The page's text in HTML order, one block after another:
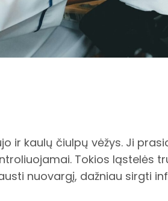
ir kaulų čiulpų vėžys. Ji
Tokios ląstelės
nuovargį, dažniau sirgti